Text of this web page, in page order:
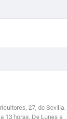
27, de Sevilla.
13 horas. De Lunes a